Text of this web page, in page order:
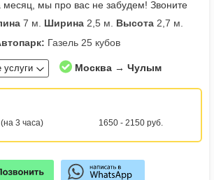
месяц, мы про вас не забудем! Звоните
7 м. Ширина 2,5 м. Высота 2,7 м.
Газель 25 кубов
услуги Москва → Чулым
3 часа) 1650 - 2150 руб.